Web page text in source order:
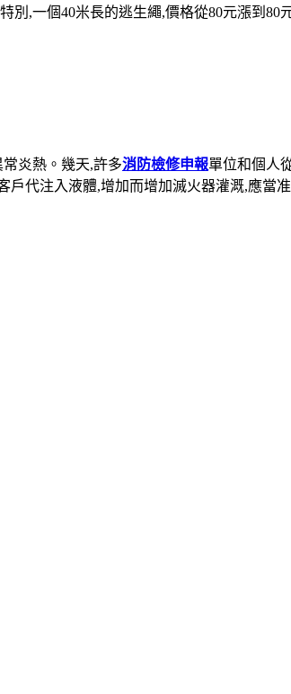
,一個40米長的逃生繩,價格從80元漲到80
炎熱。幾天,許多消防檢修申報單位和個人
代注入液體,增加而增加滅火器灌溉,應當